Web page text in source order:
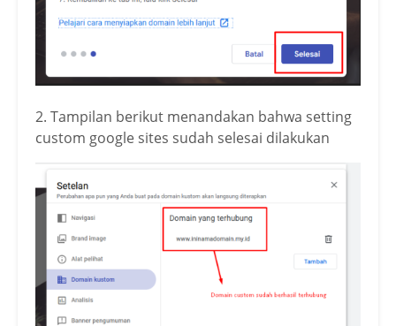
2. Tampilan berikut menandakan bahwa setting
custom google sites sudah selesai dilakukan